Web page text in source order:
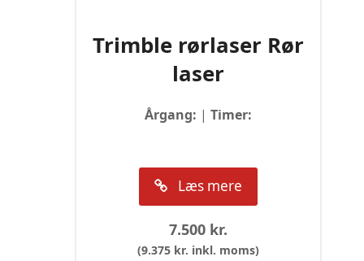
Trimble rørlaser Rør
laser
Årgang: | Timer:
Læs mere
7.500 kr.
(9.375 kr. inkl. moms)